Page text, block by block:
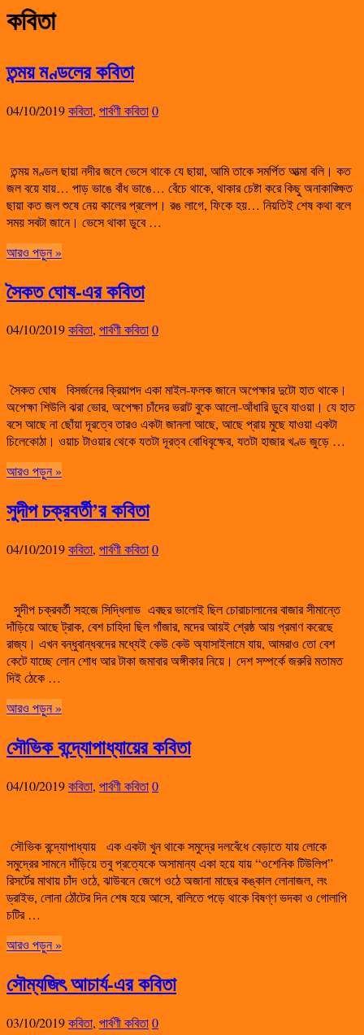
কবিতা
তন্ময় মণ্ডলের কবিতা
04/10/2019কবিতা, পার্বণী কবিতা0
তন্ময় মণ্ডল ছায়া নদীর জলে ভেসে থাকে যে ছায়া, আমি তাকে সমর্পিত আত্মা বলি। কত
জল বয়ে যায়… পাড় ভাঙে বাঁধ ভাঙে… বেঁচে থাকে, থাকার চেষ্টা করে কিছু অনাকাঙ্ক্ষিত
ছায়া কত জল শুষে নেয় কালের প্রলেপ। রঙ লাগে, ফিকে হয়… নিয়তিই শেষ কথা বলে
সময় সবটা জানে। ভেসে থাকা ডুবে …
আরও পড়ুন »
সৈকত ঘোষ-এর কবিতা
04/10/2019কবিতা, পার্বণী কবিতা0
সৈকত ঘোষ বিসর্জনের ক্রিয়াপদ একা মাইল-ফলক জানে অপেক্ষার দুটো হাত থাকে।
অপেক্ষা শিউলি ঝরা ভোর, অপেক্ষা চাঁদের ভরাট বুকে আলো-আঁধারি ডুবে যাওয়া। যে হাত
বসে আছে না ছোঁয়া দূরত্বে তারও একটা জানলা আছে, আছে প্রায় মুছে যাওয়া একটা
চিলেকোঠা। ওয়াচ টাওয়ার থেকে যতটা দূরত্ব বোধিবৃক্ষের, যতটা হাজার খণ্ড জুড়ে …
আরও পড়ুন »
সুদীপ চক্রবর্তী’র কবিতা
04/10/2019কবিতা, পার্বণী কবিতা0
সুদীপ চক্রবর্তী সহজে সিদ্ধিলাভ এবছর ভালোই ছিল চোরাচালানের বাজার সীমান্তে
দাঁড়িয়ে আছে ট্রাক, বেশ চাহিদা ছিল গাঁজার, মদের আয়ই শ্রেষ্ঠ আয় প্রমাণ করেছে
রাজ্য। এখন বন্ধুবান্ধবদের মধ্যেই কেউ কেউ অ্যাসাইলামে যায়, আমরাও তো বেশ
কেটে যাচ্ছে লোন শোধ আর টাকা জমাবার অঙ্গীকার নিয়ে। দেশ সম্পর্কে জরুরি মতামত
দিই ঠেকে …
আরও পড়ুন »
সৌভিক বন্দ্যোপাধ্যায়ের কবিতা
04/10/2019কবিতা, পার্বণী কবিতা0
সৌভিক বন্দ্যোপাধ্যায় এক একটা খুন থাকে সমুদ্রে দলবেঁধে বেড়াতে যায় লোকে
সমুদ্রের সামনে দাঁড়িয়ে তবু প্রত্যেকে অসামান্য একা হয়ে যায় “ওশেনিক টিউলিপ”
রিসর্টের মাথায় চাঁদ ওঠে, ঝাউবনে জেগে ওঠে অজানা মাছের কঙ্কাল লোনাজল, লং
ড্রাইভ, লোনা ঠোঁটের দিন শেষ হয়ে আসে, বালিতে পড়ে থাকে বিষণ্ণ ভদকা ও গোলাপি
চটির …
আরও পড়ুন »
সৌম্যজিৎ আচার্য-এর কবিতা
03/10/2019কবিতা, পার্বণী কবিতা0